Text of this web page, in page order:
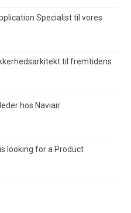
Specialist til vores
til fremtidens
hos Naviair
looking for a Product